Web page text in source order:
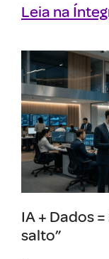
Leia na
IA + Dados
salto”